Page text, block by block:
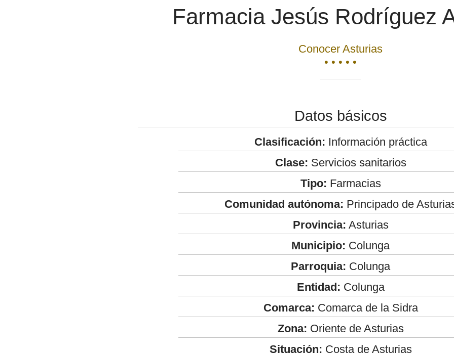
Farmacia Jesús Rodríguez
Conocer Asturias
• • • • •
Datos básicos
Clasificación: Información práctica
Clase: Servicios sanitarios
Tipo: Farmacias
Comunidad autónoma: Principado de
Provincia: Asturias
Municipio: Colunga
Parroquia: Colunga
Entidad: Colunga
Comarca: Comarca de la Sidra
Zona: Oriente de Asturias
Situación: Costa de Asturias